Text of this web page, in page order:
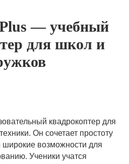
— учебный
для школ и
квадрокоптер для
Он сочетает простоту
широкие возможности для
Ученики учатся